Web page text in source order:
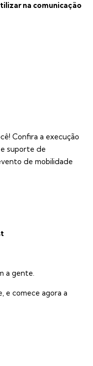
na comunicação
Confira a execução
suporte de
de mobilidade
a gente.
e comece agora a